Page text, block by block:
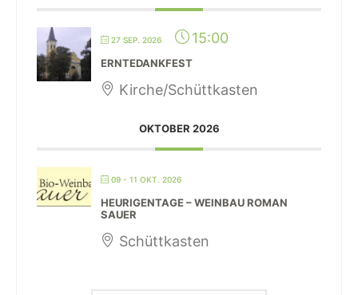
27 SEP. 2026 15:00
ERNTEDANKFEST
Kirche/Schüttkasten
OKTOBER 2026
09 - 11 OKT. 2026
HEURIGENTAGE – WEINBAU ROMAN
SAUER
Schüttkasten